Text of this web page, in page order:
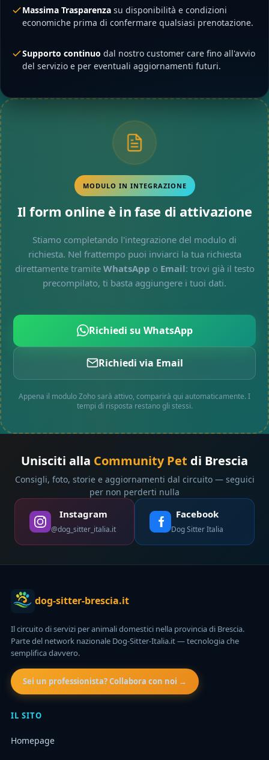
Massima Trasparenza su disponibilità e condizioni
economiche prima di confermare qualsiasi prenotazione.
Supporto continuo dal nostro customer care fino all'avvio
del servizio e per eventuali aggiornamenti futuri.
MODULO IN INTEGRAZIONE
Il form online è in fase di attivazione
Stiamo completando l'integrazione del modulo di
richiesta. Nel frattempo puoi inviarci la tua richiesta
direttamente tramite WhatsApp o Email: trovi già il testo
precompilato, ti basta aggiungere i tuoi dati.
Richiedi su WhatsApp
Richiedi via Email
Appena il modulo Zoho sarà attivo, comparirà qui automaticamente. I
tempi di risposta restano gli stessi.
Unisciti alla Community Pet di Brescia
Consigli, foto, storie e aggiornamenti dal circuito — seguici
per non perderti nulla
Instagram
@dog_sitter_italia.it
Facebook
Dog Sitter Italia
dog-sitter-brescia.it
Il circuito di servizi per animali domestici nella provincia di Brescia.
Parte del network nazionale Dog-Sitter-Italia.it — tecnologia che
semplifica davvero.
Sei un professionista? Collabora con noi →
IL SITO
Homepage